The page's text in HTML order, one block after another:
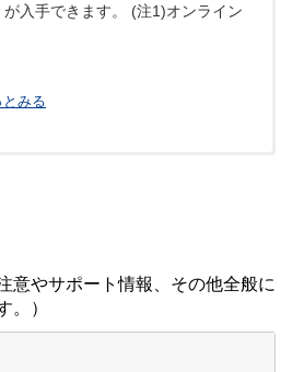
が入手できます。 (注1)オンライン
みる
料等のコスト上昇に伴う様々な環境
として誠に不本意ではございます
より下記商品の販売価格 […]
PCトルクアナライザーVer.5のサポ
版（Ver.5.06.001）が入手できま
2026年10月26日(月) ～ 10月31日
イト（東京国際展示場）で開催
テレメジャーII のRS-232C対応トラ
RS、TXG-RSQ）がウシオ電機製
チャンネルに
器）のトルクテスタ WDI-100HR
Windows 10のサポートが2025年10
了となる事がMicrosoft社から発表
意やサポート情報、その他全般に
。）